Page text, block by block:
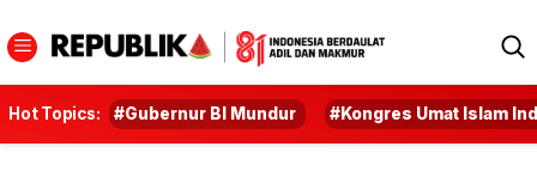
Hot Topics: #Gubernur BI Mundur #Kongres Umat Islam